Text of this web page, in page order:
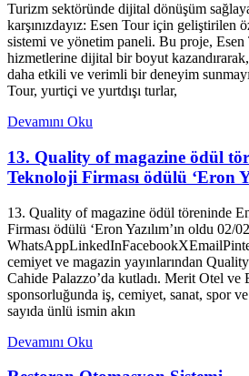
Turizm sektöründe dijital dönüşüm
karşınızdayız: Esen Tour için geliştirilen
sistemi ve yönetim paneli. Bu proje, Esen
hizmetlerine dijital bir boyut
daha etkili ve verimli bir deneyim
Tour, yurtiçi ve yurtdışı turlar,
Devamını Oku
13. Quality of magazine ödül
Teknoloji Firması ödülü ‘Eron
13. Quality of magazine ödül töreninde
Firması ödülü ‘Eron Yazılım’ın oldu 02/
cemiyet ve magazin yayınlarından
Cahide Palazzo’da kutladı. Merit Otel ve
sponsorluğunda iş, cemiyet, sanat, spor
sayıda ünlü ismin akın
Devamını Oku